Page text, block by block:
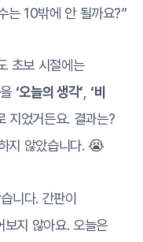
는 10밖에 안 될까요?”
초보 시절에는
‘오늘의 생각’,‘비
지었거든요. 결과는?
지 않았습니다. 😭
니다. 간판이
보지 않아요. 오늘은